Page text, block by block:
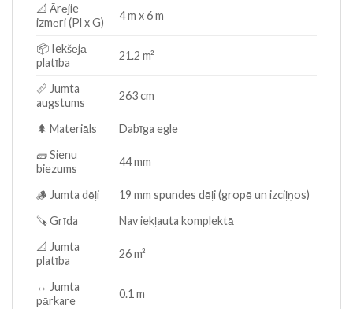
📐 Ārējie
izmēri (Pl x G)
4 m x 6 m
📦 Iekšējā
platība
21.2 m²
📏 Jumta
augstums
263 cm
🌲 Materiāls
Dabīga egle
🧱 Sienu
biezums
44 mm
🪵 Jumta dēļi
19 mm spundes dēļi (gropē un izciļņos)
🪚 Grīda
Nav iekļauta komplektā
📐 Jumta
platība
26 m²
↔️ Jumta
pārkare
0.1 m